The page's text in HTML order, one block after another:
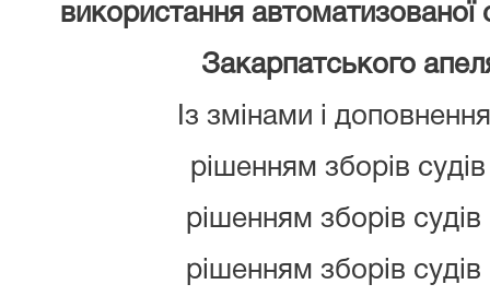
використання автоматизованої
Закарпатського
Із змінами і
рішенням зборів
рішенням зборів
рішенням зборів